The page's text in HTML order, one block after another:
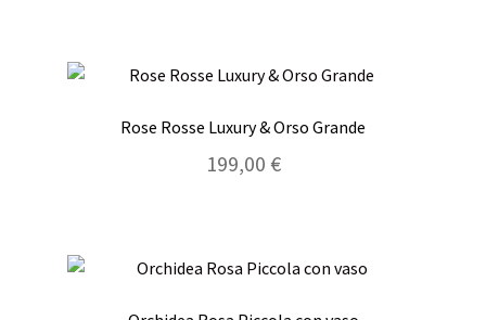
Rose Rosse Luxury & Orso Grande
199,00 €